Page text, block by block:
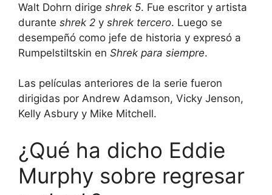
Walt Dohrn dirige shrek 5. Fue escritor y artista
durante shrek 2 y shrek tercero. Luego se
desempeñó como jefe de historia y expresó a
Rumpelstiltskin en Shrek para siempre.
Las películas anteriores de la serie fueron
dirigidas por Andrew Adamson, Vicky Jenson,
Kelly Asbury y Mike Mitchell.
¿Qué ha dicho Eddie
Murphy sobre regresar